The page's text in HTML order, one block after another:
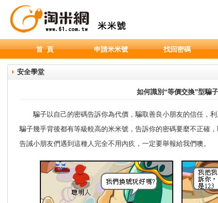
首 頁 申請米米號 找回密碼
安全學堂
如何識別“等價交換”型騙子
騙子以自己的密碼告訴你為代價，騙取善良小朋友的信任，
騙子幾乎背後都有等級較高的米米號，告訴你的密碼要麼不正確
告誡小朋友們遇到這種人完全不用內疚，一定要舉報給我們噢。